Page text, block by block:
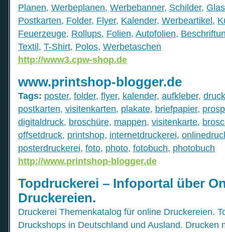
Planen, Werbeplanen, Werbebanner, Schilder,
Postkarten, Folder, Flyer, Kalender, Werbeartikel,
Feuerzeuge, Rollups, Folien, Autofolien,
Textil, T-Shirt, Polos, Werbetaschen
http://www3.cpw-shop.de
www.printshop-blogger.de
Tags: poster, folder, flyer, kalender, aufkleber, druck
postkarten, visitenkarten, plakate, briefpapier,
digitaldruck, broschüre, mappen, visitenkarte,
offsetdruck, printshop, internetdruckerei,
posterdruckerei, foto, photo, fotobuch, photobuch
http://www.printshop-blogger.de
Topdruckerei – Infoportal über
Druckereien.
Druckerei Themenkatalog für online Druckereien.
Druckshops in Deutschland und Ausland. Drucken